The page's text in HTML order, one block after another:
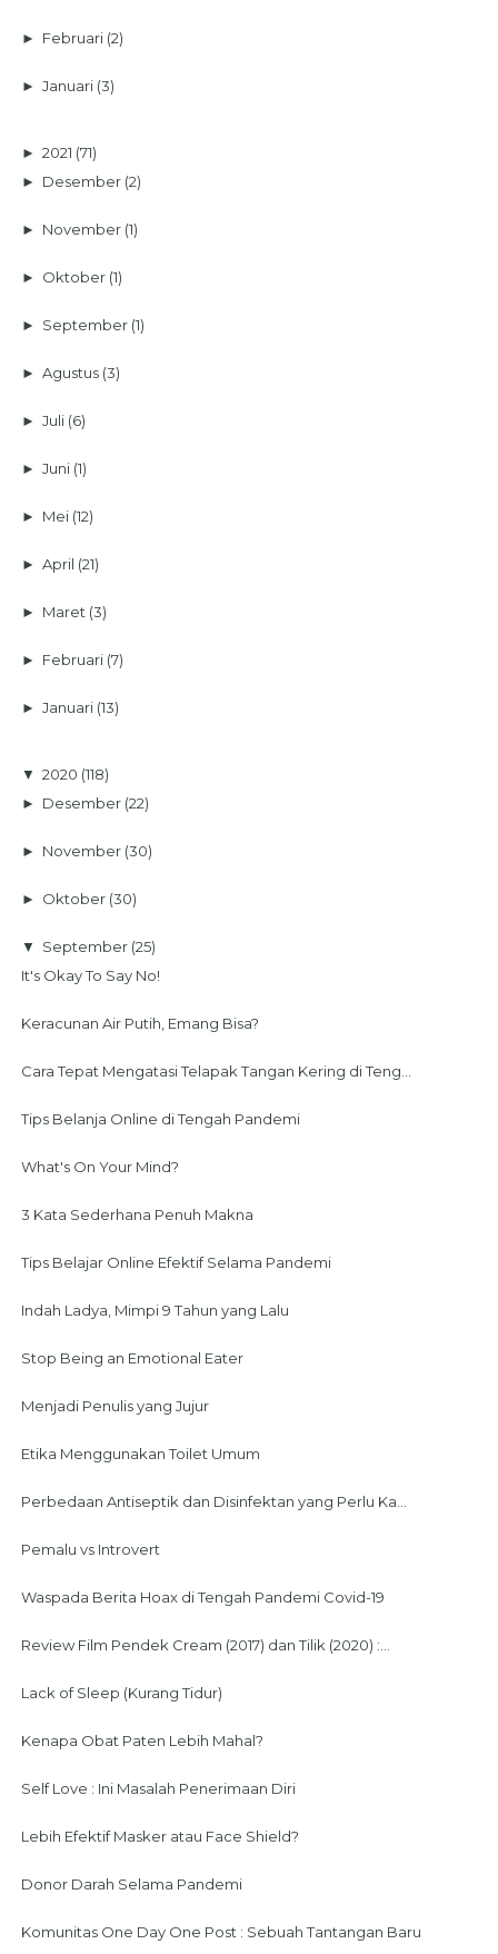
► Februari (2)
►Januari (3)
►2021 (71)
► Desember (2)
► November (1)
► Oktober (1)
► September (1)
►Agustus (3)
►Juli (6)
►Juni (1)
► Mei (12)
►April (21)
► Maret (3)
► Februari (7)
►Januari (13)
▼2020 (118)
► Desember (22)
► November (30)
► Oktober (30)
▼ September (25)
It's Okay To Say No!
Keracunan Air Putih, Emang Bisa?
Cara Tepat Mengatasi Telapak Tangan Kering di Teng...
Tips Belanja Online di Tengah Pandemi
What's On Your Mind?
3 Kata Sederhana Penuh Makna
Tips Belajar Online Efektif Selama Pandemi
Indah Ladya, Mimpi 9 Tahun yang Lalu
Stop Being an Emotional Eater
Menjadi Penulis yang Jujur
Etika Menggunakan Toilet Umum
Perbedaan Antiseptik dan Disinfektan yang Perlu Ka...
Pemalu vs Introvert
Waspada Berita Hoax di Tengah Pandemi Covid-19
Review Film Pendek Cream (2017) dan Tilik (2020) :...
Lack of Sleep (Kurang Tidur)
Kenapa Obat Paten Lebih Mahal?
Self Love : Ini Masalah Penerimaan Diri
Lebih Efektif Masker atau Face Shield?
Donor Darah Selama Pandemi
Komunitas One Day One Post : Sebuah Tantangan Baru